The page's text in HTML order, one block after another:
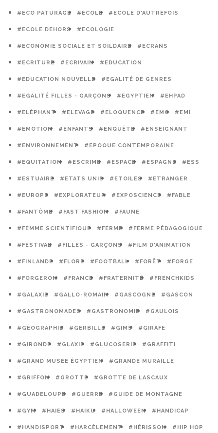
#ECO PATURAGE #ECOLE #ECOLE D'AUTREFOIS
#ECOLE DEHORS #ECOLOGIE
#ECONOMIE SOCIALE ET SOILDAIRE #ECRANS
#ECRITURE #ECRIVAIN #EDUCATION
#EDUCATION NOUVELLE #EGALITÉ DE GENRES
#EGALITÉ FILLES - GARÇONS #EGYPTIEN #EHPAD
#ELÉPHANT #ELEVAGE #ELOQUENCE #EMC #EMI
#EMOTION #ENFANTS #ENQUÊTE #ENSEIGNANT
#ENVIRONNEMENT #EPOQUE CONTEMPORAINE
#EQUITATION #ESCRIME #ESPACE #ESPAGNE #ESS
#ESTUAIRE #ETATS UNIS #ETOILES #ETRANGER
#EUROPE #EXPLORATEUR #EXPOSCIENCE #FABLE
#FANTÔME #FAST FASHION #FAUNE
#FEMME SCIENTIFIQUE #FERME #FERME PÉDAGOGIQUE
#FESTIVAL #FILLES - GARÇONS #FILM D'ANIMATION
#FINLANDE #FLORE #FOOTBALL #FORÊT #FORGE
#FORGERON #FRANCE #FRATERNITÉ #FRENCHKIDS
#GALAXIE #GALLO-ROMAIN #GASCOGNE #GASCON
#GASTRONOMADES #GASTRONOMIE #GAULOIS
#GÉOGRAPHIE #GERBILLE #GIMS #GIRAFE
#GIRONDE #GLAXIE #GLUCOSERIE #GRAFFITI
#GRAND MUSÉE ÉGYPTIEN #GRANDE MURAILLE
#GRIFFON #GROTTE #GROTTE DE LASCAUX
#GUADELOUPE #GUERRE #GUIDE DE MONTAGNE
#GYM #HAIES #HAIKU #HALLOWEEN #HANDICAP
#HANDISPORT #HARCÈLEMENT #HÉRISSON #HIP HOP